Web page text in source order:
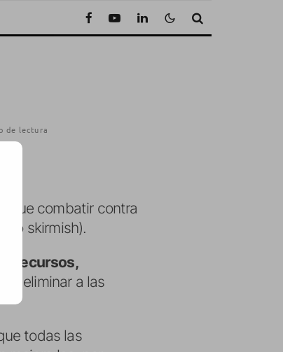
de lectura
que combatir contra
skirmish).
recursos,
eliminar a las
todas las